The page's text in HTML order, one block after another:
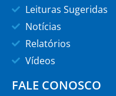
Leituras Sugeridas
Notícias
Relatórios
Vídeos
FALE CONOSCO